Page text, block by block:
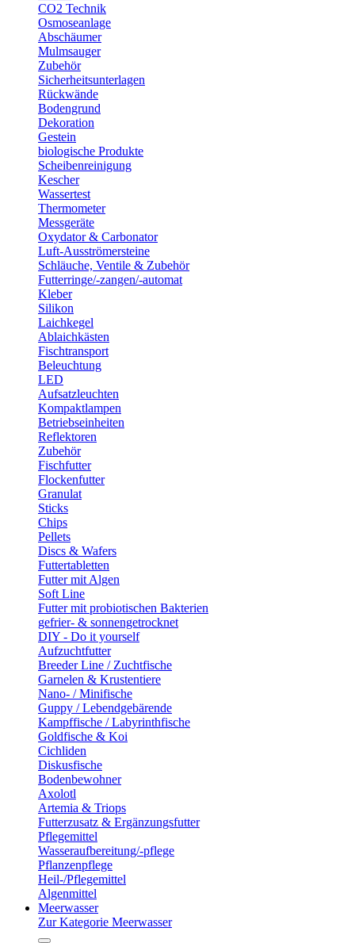
CO2 Technik
Osmoseanlage
Abschäumer
Mulmsauger
Zubehör
Sicherheitsunterlagen
Rückwände
Bodengrund
Dekoration
Gestein
biologische Produkte
Scheibenreinigung
Kescher
Wassertest
Thermometer
Messgeräte
Oxydator & Carbonator
Luft-Ausströmersteine
Schläuche, Ventile & Zubehör
Futterringe/-zangen/-automat
Kleber
Silikon
Laichkegel
Ablaichkästen
Fischtransport
Beleuchtung
LED
Aufsatzleuchten
Kompaktlampen
Betriebseinheiten
Reflektoren
Zubehör
Fischfutter
Flockenfutter
Granulat
Sticks
Chips
Pellets
Discs & Wafers
Futtertabletten
Futter mit Algen
Soft Line
Futter mit probiotischen Bakterien
gefrier- & sonnengetrocknet
DIY - Do it yourself
Aufzuchtfutter
Breeder Line / Zuchtfische
Garnelen & Krustentiere
Nano- / Minifische
Guppy / Lebendgebärende
Kampffische / Labyrinthfische
Goldfische & Koi
Cichliden
Diskusfische
Bodenbewohner
Axolotl
Artemia & Triops
Futterzusatz & Ergänzungsfutter
Pflegemittel
Wasseraufbereitung/-pflege
Pflanzenpflege
Heil-/Pflegemittel
Algenmittel
Meerwasser
Zur Kategorie Meerwasser